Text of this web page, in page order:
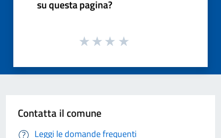
su questa pagina?
Contatta il comune
Leggi le domande frequenti